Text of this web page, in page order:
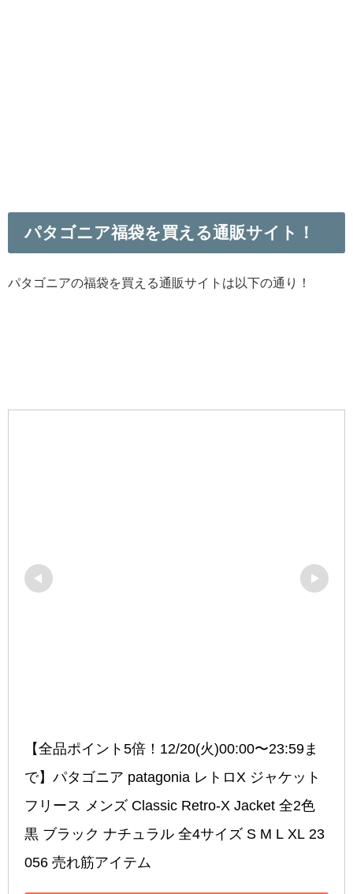
パタゴニア福袋を買える通販サイト！
パタゴニアの福袋を買える通販サイトは以下の通り！
【全品ポイント5倍！12/20(火)00:00〜23:59ま
で】パタゴニア patagonia レトロX ジャケット
フリース メンズ Classic Retro-X Jacket 全2色
黒 ブラック ナチュラル 全4サイズ S M L XL 23
056 売れ筋アイテム